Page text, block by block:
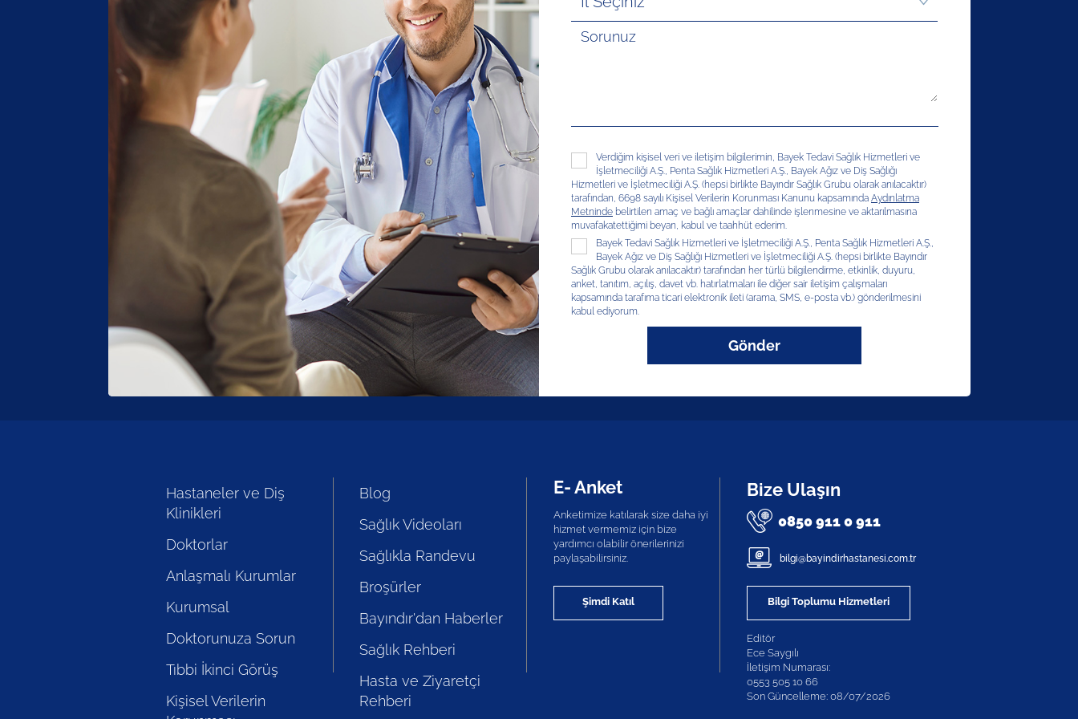
Verdiğim kişisel veri ve iletişim bilgilerimin, Bayek Tedavi Sağlık Hizmetleri ve
İşletmeciliği A.Ş., Penta Sağlık Hizmetleri A.Ş., Bayek Ağız ve Diş Sağlığı
Hizmetleri ve İşletmeciliği A.Ş. (hepsi birlikte Bayındır Sağlık Grubu olarak anılacaktır)
tarafından, 6698 sayılı Kişisel Verilerin Korunması Kanunu kapsamında Aydınlatma
Metninde belirtilen amaç ve bağlı amaçlar dahilinde işlenmesine ve aktarılmasına
muvafakatettiğimi beyan, kabul ve taahhüt ederim.
Bayek Tedavi Sağlık Hizmetleri ve İşletmeciliği A.Ş., Penta Sağlık Hizmetleri A.Ş.,
Bayek Ağız ve Diş Sağlığı Hizmetleri ve İşletmeciliği A.Ş. (hepsi birlikte Bayındır
Sağlık Grubu olarak anılacaktır) tarafından her türlü bilgilendirme, etkinlik, duyuru,
anket, tanıtım, açılış, davet vb. hatırlatmaları ile diğer sair iletişim çalışmaları
kapsamında tarafıma ticari elektronik ileti (arama, SMS, e-posta vb.) gönderilmesini
kabul ediyorum.
Gönder
Hastaneler ve Diş
Klinikleri
Doktorlar
Anlaşmalı Kurumlar
Kurumsal
Doktorunuza Sorun
Tıbbi İkinci Görüş
Kişisel Verilerin
Blog
Sağlık Videoları
Sağlıkla Randevu
Broşürler
Bayındır'dan Haberler
Sağlık Rehberi
Hasta ve Ziyaretçi
Rehberi
E- Anket
Anketimize katılarak size daha iyi
hizmet vermemiz için bize
yardımcı olabilir önerilerinizi
paylaşabilirsiniz.
Şimdi Katıl
Bize Ulaşın
0850 911 0 911
bilgi@bayindirhastanesi.com.tr
Bilgi Toplumu Hizmetleri
Editör
Ece Saygılı
İletişim Numarası:
0553 505 10 66
Son Güncelleme: 08/07/2026